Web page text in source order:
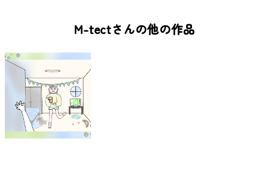
o
M-tectさんの他の作品